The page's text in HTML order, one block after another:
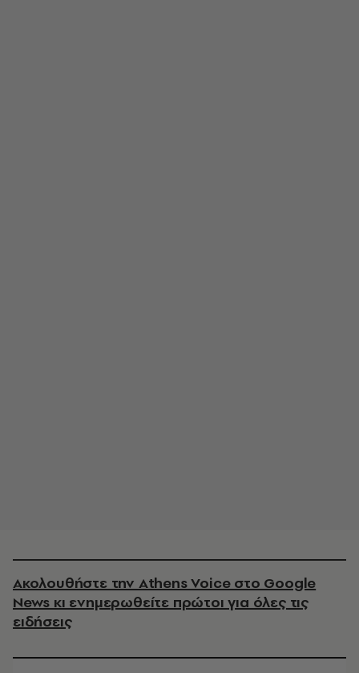
Ακολουθήστε την Athens Voice στο Google
News κι ενημερωθείτε πρώτοι για όλες τις
ειδήσεις